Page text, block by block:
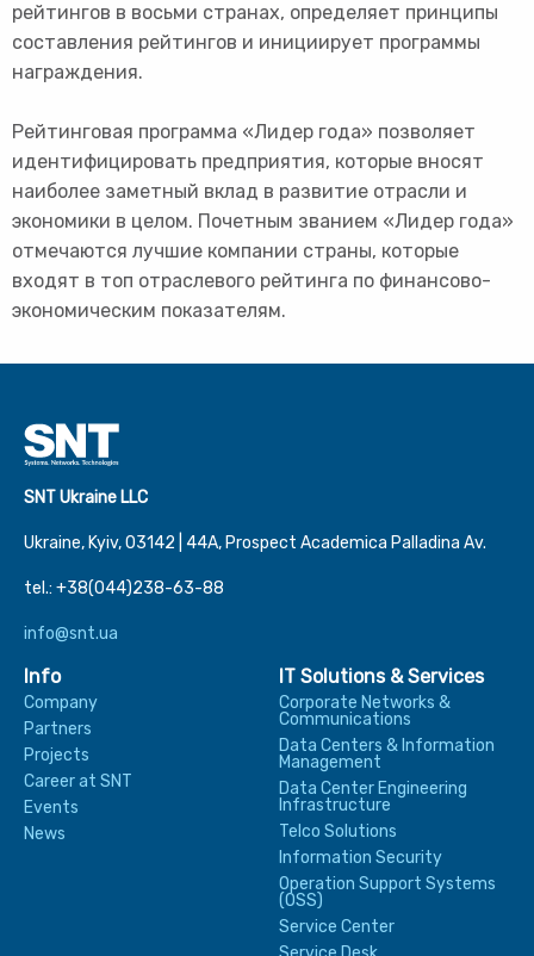
рейтингов в восьми странах, определяет принципы
составления рейтингов и инициирует программы
награждения.
Рейтинговая программа «Лидер года» позволяет
идентифицировать предприятия, которые вносят
наиболее заметный вклад в развитие отрасли и
экономики в целом. Почетным званием «Лидер года»
отмечаются лучшие компании страны, которые
входят в топ отраслевого рейтинга по финансово-
экономическим показателям.
SNT Ukraine LLC
Ukraine, Kyiv, 03142 | 44А, Prospect Academica Palladina Av.
tel.: +38(044)238-63-88
info@snt.ua
Info
Company
Partners
Projects
Career at SNT
Events
News
IT Solutions & Services
Corporate Networks &
Communications
Data Centers & Information
Management
Data Center Engineering
Infrastructure
Telco Solutions
Information Security
Operation Support Systems
(OSS)
Service Center